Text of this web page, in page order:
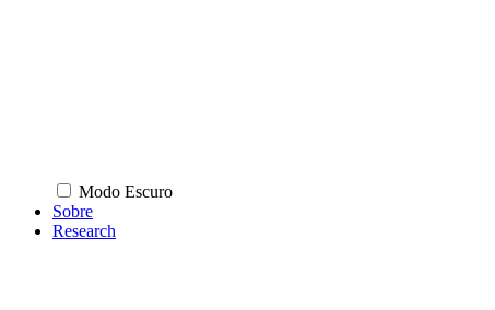
Modo Escuro
Sobre
Research